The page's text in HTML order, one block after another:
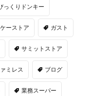
っくりドンキー
ーストア ガスト
サミットストア
ミレス ブログ
業務スーパー